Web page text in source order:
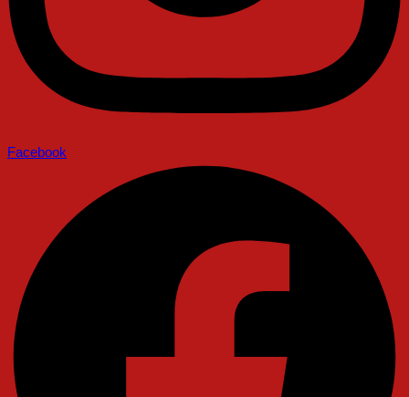
Facebook